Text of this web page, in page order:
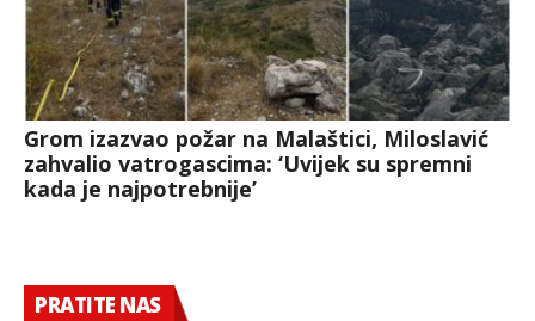
Grom izazvao požar na Malaštici, Miloslavić
zahvalio vatrogascima: ‘Uvijek su spremni
kada je najpotrebnije’
PRATITE NAS